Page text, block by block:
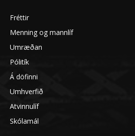
Fréttir
Menning og mannlíf
Umræðan
Pólitík
Á döfinni
Umhverfið
Atvinnulíf
Skólamál